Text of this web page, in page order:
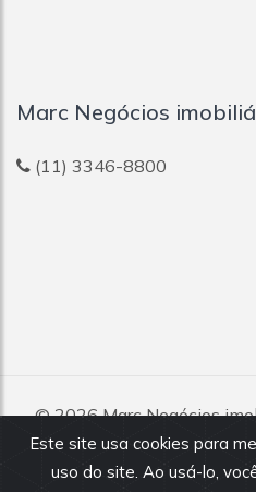
Este site usa cookies para
uso do site. Ao usá-lo,
Marc Negócios
(11) 3346-8800
© 2026Marc Negócios
Todos os
Todas as informações e